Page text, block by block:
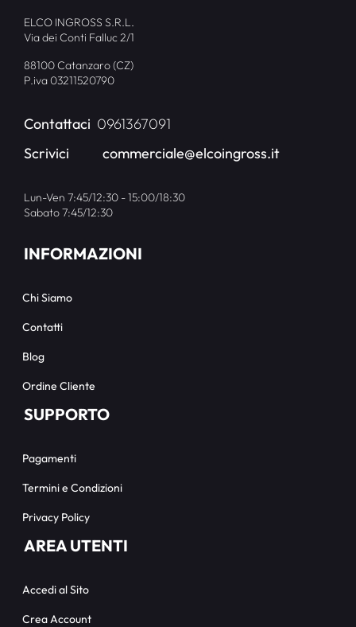
ELCO INGROSS S.R.L.
Via dei Conti Falluc 2/1
88100 Catanzaro (CZ)
P.iva 03211520790
Contattaci 0961367091
Scrivici
commerciale@elcoingross.it
Lun-Ven 7:45/12:30 - 15:00/18:30
Sabato 7:45/12:30
INFORMAZIONI
Chi Siamo
Contatti
Blog
Ordine Cliente
SUPPORTO
Pagamenti
Termini e Condizioni
Privacy Policy
AREA UTENTI
Accedi al Sito
Crea Account